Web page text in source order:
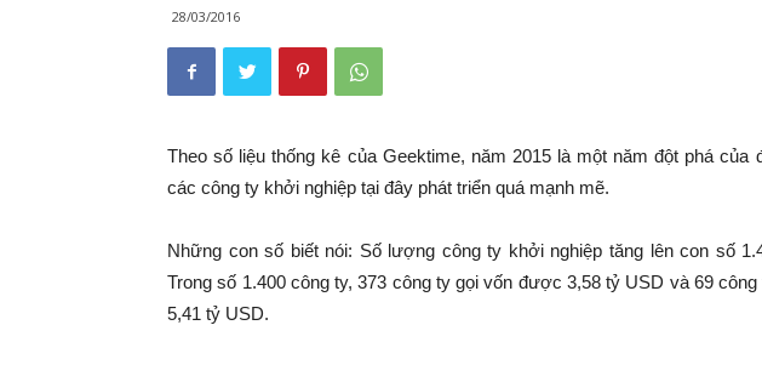
28/03/2016
Theo số liệu thống kê của Geektime, năm 2015 là một năm đột phá
các công ty khởi nghiệp tại đây phát triển quá mạnh mẽ.
Những con số biết nói: Số lượng công ty khởi nghiệp tăng lên con số
Trong số 1.400 công ty, 373 công ty gọi vốn được 3,58 tỷ USD và 69
5,41 tỷ USD.